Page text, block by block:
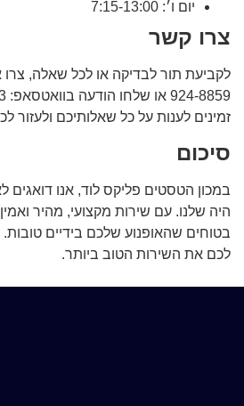
יום ו׳: 7:15-13:00
צרו קשר
זמינים לענות על כל שאלותיכם
סיכום
במכון הטסטים פליקס לוד, אנו דואגים
היה שלנו. עם שירות מקצועי, מהיר
בטוחים שהאופנוע שלכם בידיים
לכם את השירות הטוב ביותר.